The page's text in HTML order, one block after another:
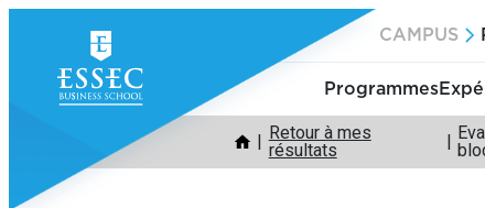
contenu
CAMPUS
Programmes
Retour à mes
résultats